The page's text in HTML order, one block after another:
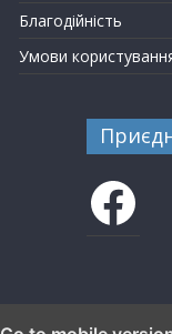
Благодійність
Умови
Facebook